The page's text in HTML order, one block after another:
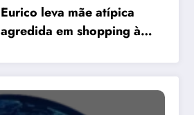
Eurico leva mãe atípica
agredida em shopping à
preparo dos
estabelecimentos para
acolher autistas